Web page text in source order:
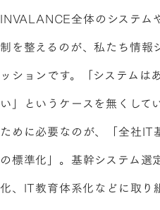
INVALANCE全体のシステム
制を整えるのが、私たち情報
ッションです。「システムは
い」というケースを無くして
ために必要なのが、「全社IT
の標準化」。基幹システム選
化、IT教育体系化などに取り